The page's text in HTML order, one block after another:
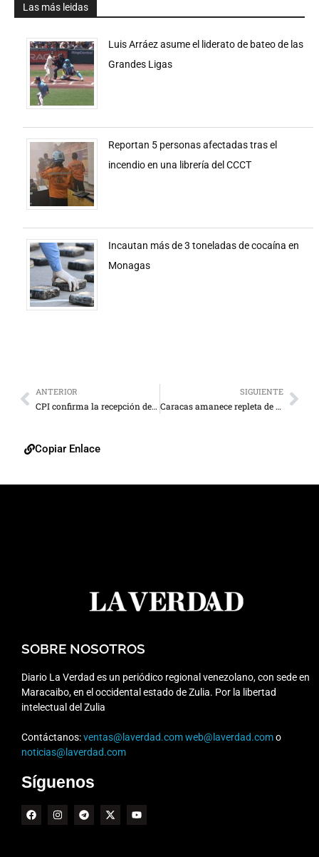
Las más leidas
Luis Arráez asume el liderato de bateo de las
Grandes Ligas
Reportan 5 personas afectadas tras el
incendio en una librería del CCCT
Incautan más de 3 toneladas de cocaína en
Monagas
ANTERIOR
CPI confirma la recepción de denuncia contra Maduro
SIGUIENTE
Caracas amanece repleta de barricadas
Copiar Enlace
SOBRE NOSOTROS
Diario La Verdad es un periódico regional venezolano, con sede en
Maracaibo, en el occidental estado de Zulia. Por la libertad
intelectual del Zulia
Contáctanos:ventas@laverdad.comweb@laverdad.como
noticias@laverdad.com
Síguenos